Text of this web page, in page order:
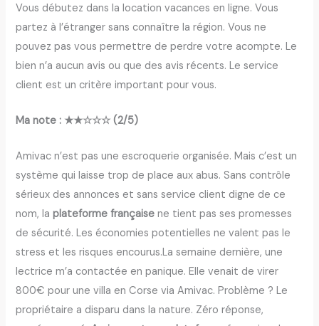
Vous débutez dans la location vacances en ligne. Vous
partez à l’étranger sans connaître la région. Vous ne
pouvez pas vous permettre de perdre votre acompte. Le
bien n’a aucun avis ou que des avis récents. Le service
client est un critère important pour vous.
Ma note : ★★☆☆☆ (2/5)
Amivac n’est pas une escroquerie organisée. Mais c’est un
système qui laisse trop de place aux abus. Sans contrôle
sérieux des annonces et sans service client digne de ce
nom, laplateforme française ne tient pas ses promesses
de sécurité. Les économies potentielles ne valent pas le
stress et les risques encourus.La semaine dernière, une
lectrice m’a contactée en panique. Elle venait de virer
800€ pour une villa en Corse via Amivac. Problème ? Le
propriétaire a disparu dans la nature. Zéro réponse,